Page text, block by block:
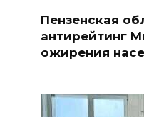
Пензенская
антирейтинг
ожирения